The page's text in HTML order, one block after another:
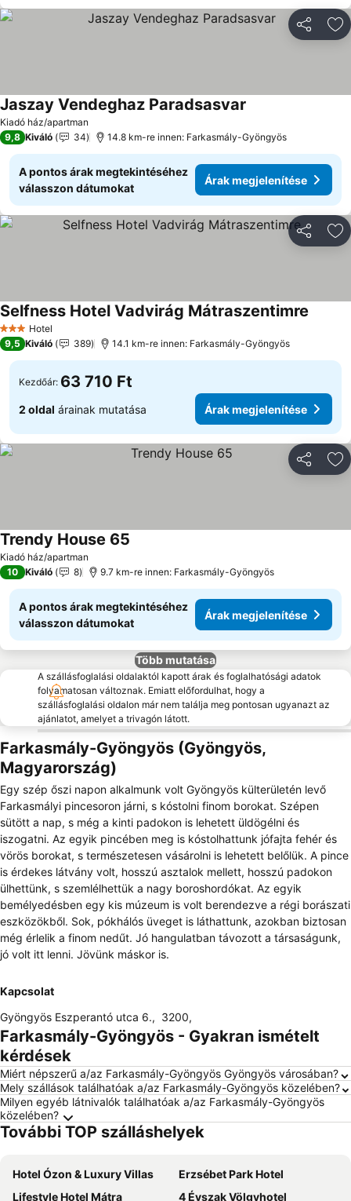
Kiadó ház/apartman
Jaszay Vendeghaz Paradsasvar
9,8 Kiváló 34 14.8 km-re innen: Farkasmály-Gyöngyös
A pontos árak megtekintéséhez
válasszon dátumokat
Árak megjelenítése
3 Kategória
Hotel
Selfness Hotel Vadvirág Mátraszentimre
9,5 Kiváló 389 14.1 km-re innen: Farkasmály-Gyöngyös
Kezdőár: 63 710 Ft
2 oldal árainak mutatása Árak megjelenítése
Kiadó ház/apartman
Trendy House 65
10 Kiváló 8 9.7 km-re innen: Farkasmály-Gyöngyös
A pontos árak megtekintéséhez
válasszon dátumokat
Árak megjelenítése
Több mutatása
A szállásfoglalási oldalaktól kapott árak és foglalhatósági adatok
folyamatosan változnak. Emiatt előfordulhat, hogy a
szállásfoglalási oldalon már nem találja meg pontosan ugyanazt az
ajánlatot, amelyet a trivagón látott.
Farkasmály-Gyöngyös (Gyöngyös,
Magyarország)
Egy szép őszi napon alkalmunk volt Gyöngyös külterületén levő
Farkasmályi pincesoron járni, s kóstolni finom borokat. Szépen
sütött a nap, s még a kinti padokon is lehetett üldögélni és
iszogatni. Az egyik pincében meg is kóstolhattunk jófajta fehér és
vörös borokat, s természetesen vásárolni is lehetett belőlük. A pince
is érdekes látvány volt, hosszú asztalok mellett, hosszú padokon
ülhettünk, s szemlélhettük a nagy boroshordókat. Az egyik
bemélyedésben egy kis múzeum is volt berendezve a régi borászati
eszközökből. Sok, pókhálós üveget is láthattunk, azokban biztosan
még érlelik a finom nedűt. Jó hangulatban távozott a társaságunk,
jó volt itt lenni. Jövünk máskor is.
Kapcsolat
Gyöngyös Eszperantó utca 6., 3200,
Farkasmály-Gyöngyös - Gyakran ismételt
kérdések
Miért népszerű a/az Farkasmály-Gyöngyös Gyöngyös városában?
Mely szállások találhatóak a/az Farkasmály-Gyöngyös közelében?
Milyen egyéb látnivalók találhatóak a/az Farkasmály-Gyöngyös
közelében?
További TOP szálláshelyek
Hotel Ózon & Luxury Villas
Erzsébet Park Hotel
Lifestyle Hotel Mátra
4 Évszak Völgyhotel